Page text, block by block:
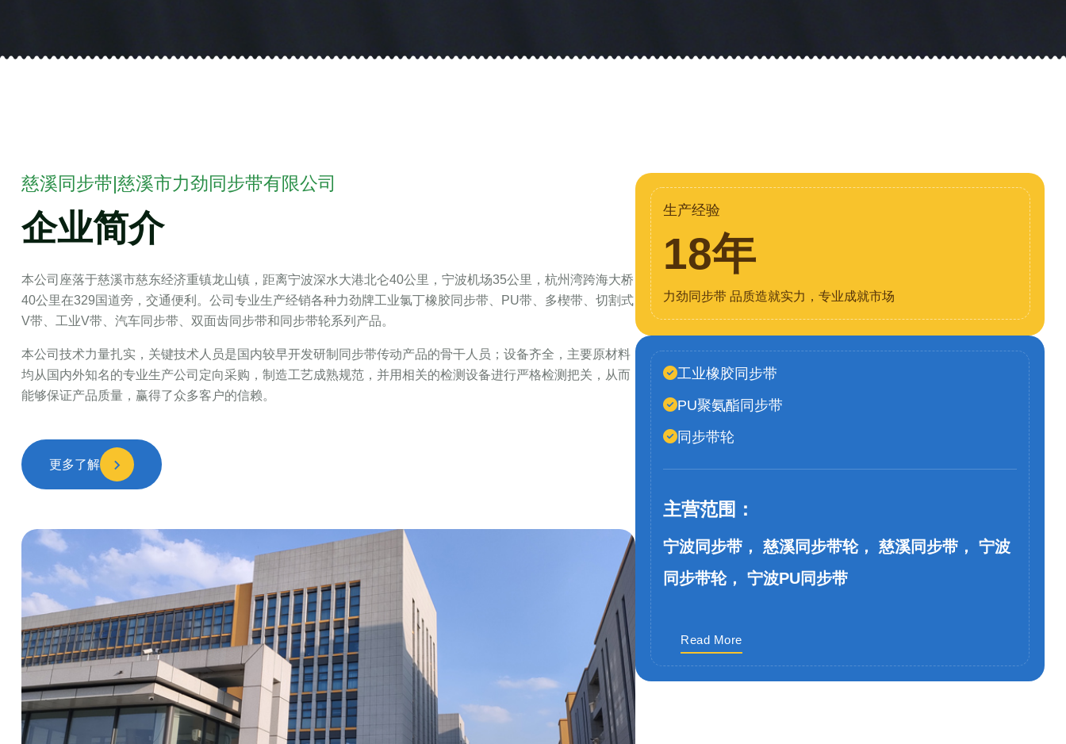
慈溪同步带|慈溪市力劲同步带有限公司
企业简介
本公司座落于慈溪市慈东经济重镇龙山镇，距离宁波深水大港北仑40公里，宁波机场35公里，杭州湾跨海大桥
40公里在329国道旁，交通便利。公司专业生产经销各种力劲牌工业氯丁橡胶同步带、PU带、多楔带、切割式
V带、工业V带、汽车同步带、双面齿同步带和同步带轮系列产品。
本公司技术力量扎实，关键技术人员是国内较早开发研制同步带传动产品的骨干人员；设备齐全，主要原材料
均从国内外知名的专业生产公司定向采购，制造工艺成熟规范，并用相关的检测设备进行严格检测把关，从而
能够保证产品质量，赢得了众多客户的信赖。
更多了解
生产经验
18年
力劲同步带 品质造就实力，专业成就市场
工业橡胶同步带
PU聚氨酯同步带
同步带轮
主营范围：
宁波同步带， 慈溪同步带轮， 慈溪同步带， 宁波
同步带轮， 宁波PU同步带
Read More